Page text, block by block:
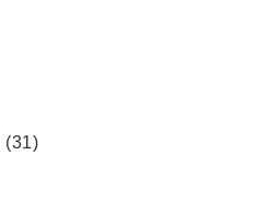
(31)